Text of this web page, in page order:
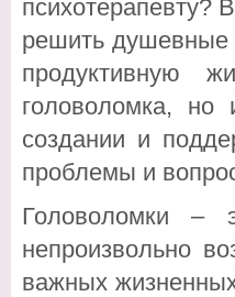
психотерапевту?
решить душевные
продуктивную
головоломка, но
создании и
проблемы и
Головоломки –
непроизвольно
важных